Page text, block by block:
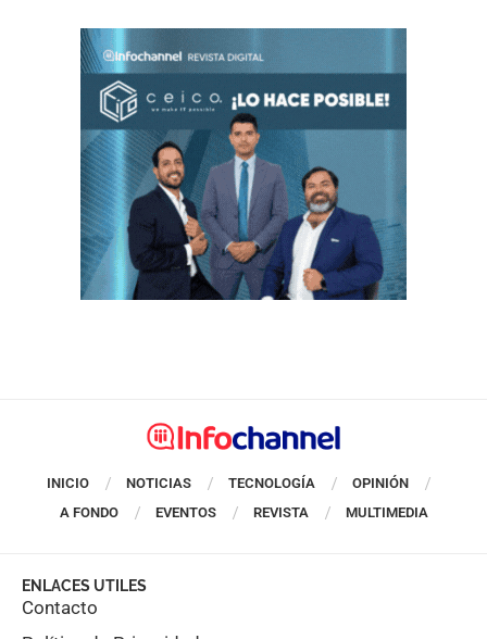
INICIO NOTICIAS TECNOLOGÍA
OPINIÓN
A FONDO
EVENTOS REVISTA MULTIMEDIA
ENLACES UTILES
Contacto